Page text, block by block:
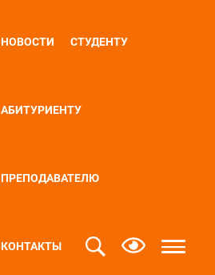
НОВОСТИ СТУДЕНТУ
АБИТУРИЕНТУ
ПРЕПОДАВАТЕЛЮ
КОНТАКТЫ